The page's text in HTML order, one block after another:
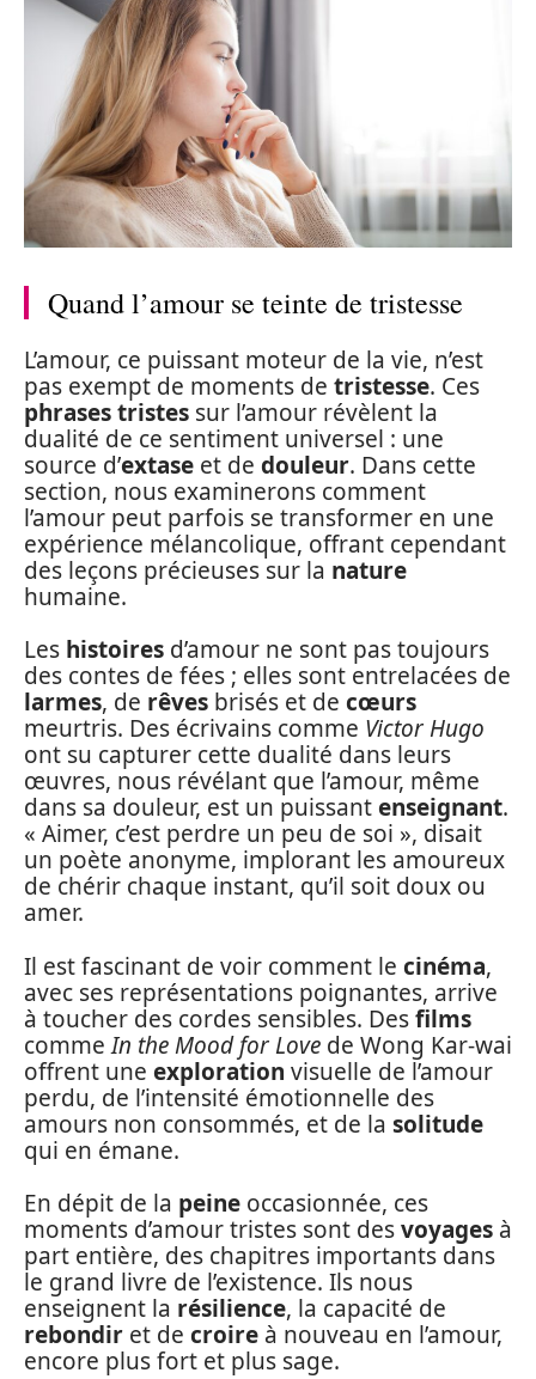
Quand l’amour se teinte de tristesse
L’amour, ce puissant moteur de la vie, n’est
pas exempt de moments de tristesse. Ces
phrases tristes sur l’amour révèlent la
dualité de ce sentiment universel : une
source d’extase et de douleur. Dans cette
section, nous examinerons comment
l’amour peut parfois se transformer en une
expérience mélancolique, offrant cependant
des leçons précieuses sur la nature
humaine.
Les histoires d’amour ne sont pas toujours
des contes de fées ; elles sont entrelacées de
larmes, de rêves brisés et de cœurs
meurtris. Des écrivains comme Victor Hugo
ont su capturer cette dualité dans leurs
œuvres, nous révélant que l’amour, même
dans sa douleur, est un puissantenseignant.
« Aimer, c’est perdre un peu de soi », disait
un poète anonyme, implorant les amoureux
de chérir chaque instant, qu’il soit doux ou
amer.
Il est fascinant de voir comment le cinéma,
avec ses représentations poignantes, arrive
à toucher des cordes sensibles. Desfilms
commeIn the Mood for Love de Wong Kar-wai
offrent une exploration visuelle de l’amour
perdu, de l’intensité émotionnelle des
amours non consommés, et de la solitude
qui en émane.
En dépit de la peine occasionnée, ces
moments d’amour tristes sont desvoyages à
part entière, des chapitres importants dans
le grand livre de l’existence. Ils nous
enseignent la résilience, la capacité de
rebondir et de croire à nouveau en l’amour,
encore plus fort et plus sage.